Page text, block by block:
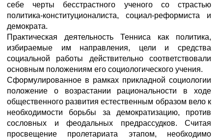
себе черты бесстрастного ученого со страстью
политика-конституционалиста, социал-реформиста и
демократа.
Практическая деятельность Тенниса как политика,
избираемые им направления, цели и средства
социальной работы действительно соответствовали
основным положениям его социологического учения.
Сформулированное в рамках прикладной социологии
положение о возрастании рациональности в ходе
общественного развития естественным образом вело к
необходимости борьбы за демократизацию, против
сословных и феодальных предрассудков. Считая
просвещение пролетариата этапом, необходимо